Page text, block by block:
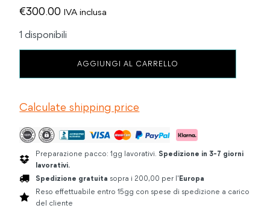
€300.00 IVA inclusa
1 disponibili
quantità
AGGIUNGI AL CARRELLO
Calculate shipping price
Preparazione pacco: 1gg lavorativi. Spedizione in 3-7 giorni
lavorativi.
Spedizione gratuita sopra i 200,00 per l'Europa
Reso effettuabile entro 15gg con spese di spedizione a carico
del cliente